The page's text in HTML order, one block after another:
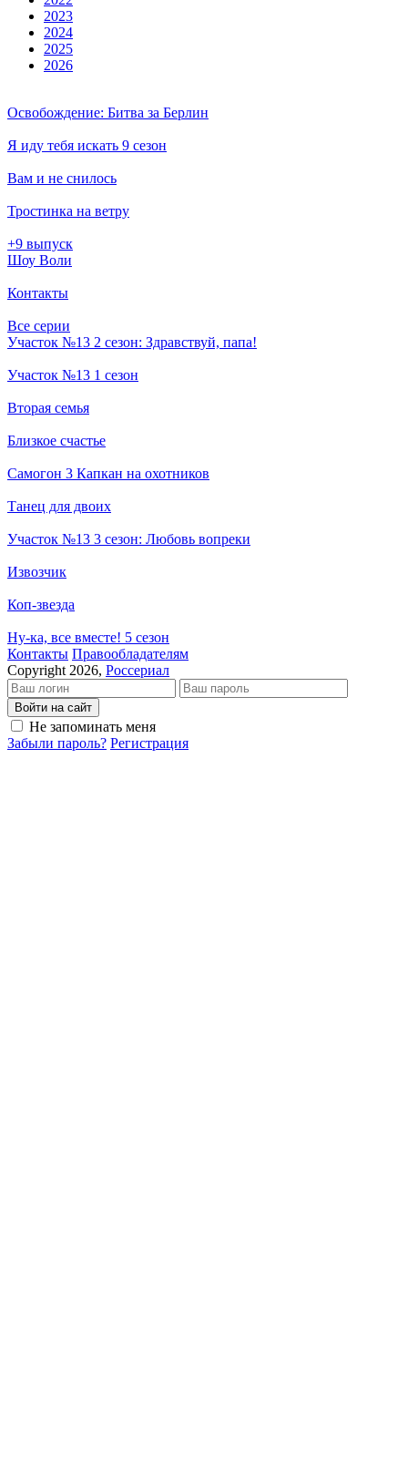
2023
2024
2025
2026
Освобождение: Битва за Берлин
Я иду тебя искать 9 сезон
Вам и не снилось
Тростинка на ветру
+9 выпуск
Шоу Воли
Контакты
Все серии
Участок №13 2 сезон: Здравствуй, папа!
Участок №13 1 сезон
Вторая семья
Близкое счастье
Самогон 3 Капкан на охотников
Танец для двоих
Участок №13 3 сезон: Любовь вопреки
Извозчик
Коп-звезда
Ну-ка, все вместе! 5 сезон
Кон­так­ты Пра­во­об­ла­да­те­лям
Copyright 2026, Россериал
Войти на сайт
Не запоминать меня
Забыли пароль? Регистрация